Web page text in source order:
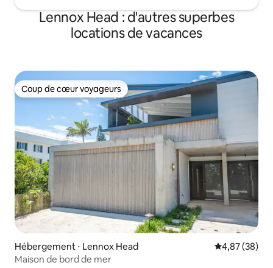
Lennox Head : d'autres superbes
locations de vacances
Coup de cœur voyageurs
Coup de cœur voyageurs
Hébergement ⋅ Lennox Head Évaluation
4,87 (38)
Maison de bord de mer